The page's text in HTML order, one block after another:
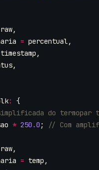
raw,
= percentual,
timestamp ,
,
: {
* 250.0 ;
raw,
= temp ,